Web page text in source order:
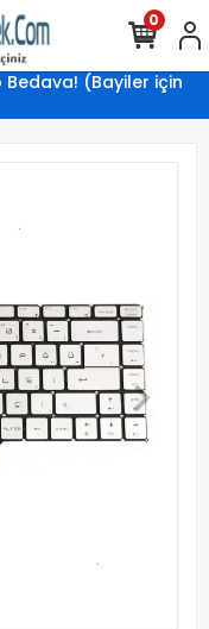
Bedava! (Bayiler için
0